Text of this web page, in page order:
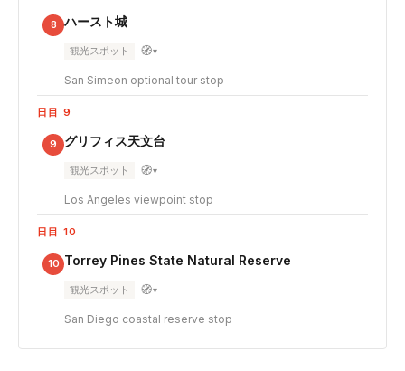
8 ハースト城
観光スポット 🧭▾
San Simeon optional tour stop
日目 9
9 グリフィス天文台
観光スポット 🧭▾
Los Angeles viewpoint stop
日目 10
10 Torrey Pines State Natural Reserve
観光スポット 🧭▾
San Diego coastal reserve stop